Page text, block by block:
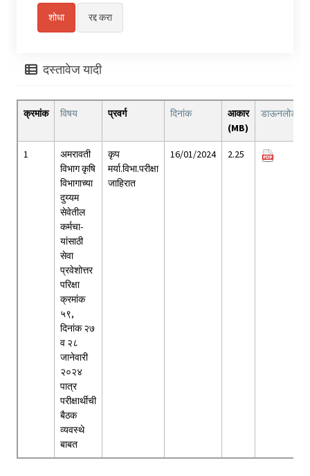
दस्तावेज यादी
क्रमांक विषय प्रवर्ग दिनांक
आकार
(MB)
डाऊनलोड
1
अमरावती
विभाग कृषि
विभागाच्या
दुय्यम
सेवेतील
कर्मचा-
यांसाठी
सेवा
प्रवेशोत्तर
परिक्षा
क्रमांक
५९,
दिनांक २७
व २८
जानेवारी
२०२४
पात्र
परीक्षार्थीची
बैठक
व्यवस्थे
बाबत
कृप
मर्या.विभा.परीक्षा
जाहिरात
16/01/2024 2.25